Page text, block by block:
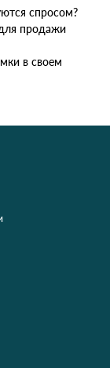
спросом?
продажи
в своем